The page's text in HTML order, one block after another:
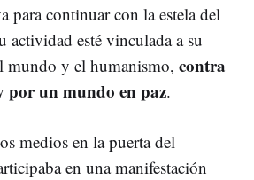
para continuar con la estela del
actividad esté vinculada a su
mundo y el humanismo, contra
por un mundo en paz.
medios en la puerta del
en una manifestación